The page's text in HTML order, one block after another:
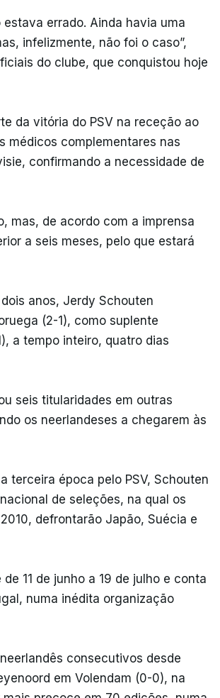
errado. Ainda havia uma
infelizmente, não foi o caso”,
do clube, que conquistou hoje
da vitória do PSV na receção ao
médicos complementares nas
confirmando a necessidade de
mas, de acordo com a imprensa
a seis meses, pelo que estará
anos, Jerdy Schouten
(2-1), como suplente
a tempo inteiro, quatro dias
seis titularidades em outras
os neerlandeses a chegarem às
terceira época pelo PSV, Schouten
de seleções, na qual os
defrontarão Japão, Suécia e
11 de junho a 19 de julho e conta
numa inédita organização
consecutivos desde
em Volendam (0-0), na